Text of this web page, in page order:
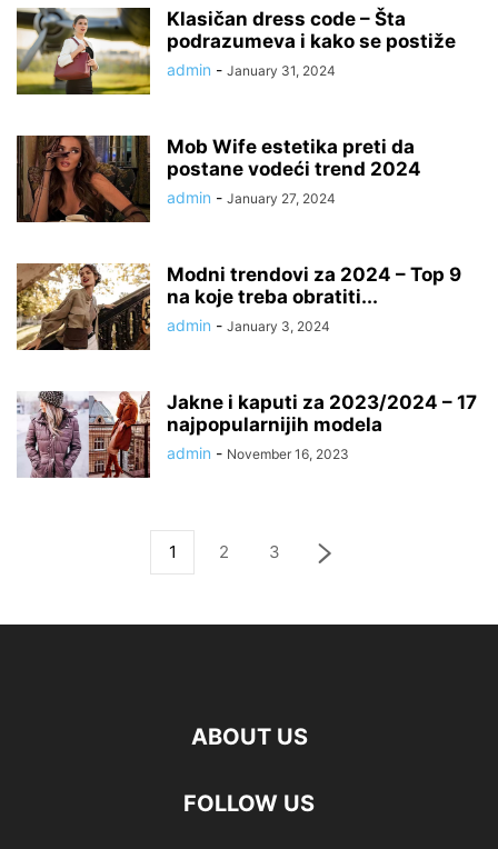
Klasičan dress code – Šta
podrazumeva i kako se postiže
admin - January 31, 2024
Mob Wife estetika preti da
postane vodeći trend 2024
admin - January 27, 2024
Modni trendovi za 2024 – Top 9
na koje treba obratiti...
admin - January 3, 2024
Jakne i kaputi za 2023/2024 – 17
najpopularnijih modela
admin - November 16, 2023
1 2 3
ABOUT US
FOLLOW US